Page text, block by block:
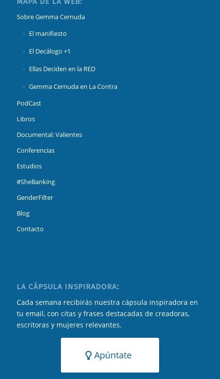
Sobre Gemma Cernuda
El manifiesto
El Decálogo +1
Ellas Deciden en la RED
Gemma Cernuda en La Contra
PodCast
Libros
Documental: Valientes
Conferencias
Estudios
#SheBanking
GenderFilter
Blog
Contacto
LA CÁPSULA INSPIRADORA:
Cada semana recibirás nuestra cápsula inspiradora en
tu email, con citas y frases destacadas de creadoras,
escritoras y mujeres relevantes.
Apúntate